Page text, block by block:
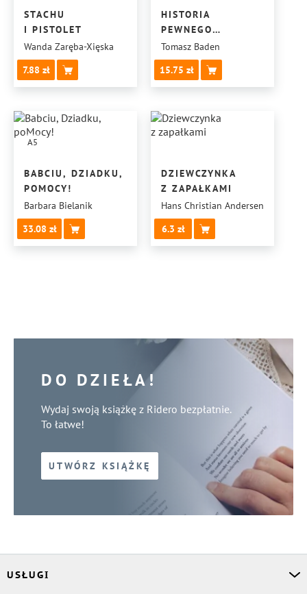
STACHU
I PISTOLET
Wanda Zaręba-Xięska
7.88
HISTORIA
PEWNEGO
MŁODZIEŃCA
Tomasz Baden
15.75
A5
BABCIU, DZIADKU,
POMOCY!
Barbara Bielanik
33.08
DZIEWCZYNKA
Z ZAPAŁKAMI
Hans Christian Andersen
6.3
DO DZIEŁA!
Wydaj swoją książkę z Ridero bezpłatnie.
To łatwe!
UTWÓRZ KSIĄŻKĘ
USŁUGI